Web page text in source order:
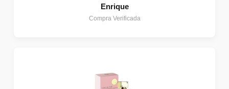
Enrique
Compra Verificada